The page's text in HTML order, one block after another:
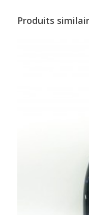
Produits